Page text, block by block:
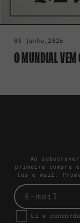
03 junho,2026
O MUNDIAL VEM
Ao
primeira compra
teu e-mail.
E-mail
Li e